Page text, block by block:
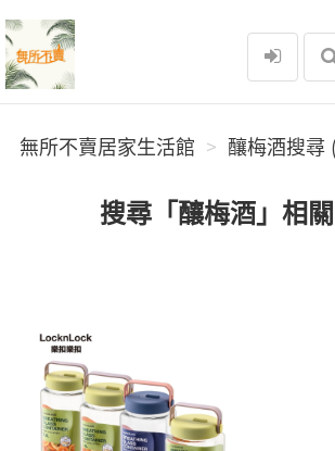
無所不賣居家生活館
無所不賣居家生活館 釀梅酒搜尋
搜尋「釀梅酒」相